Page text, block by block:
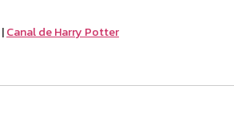
|Canal de Harry Potter